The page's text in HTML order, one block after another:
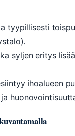
tyypillisesti
syljen eritys
ihoalueen